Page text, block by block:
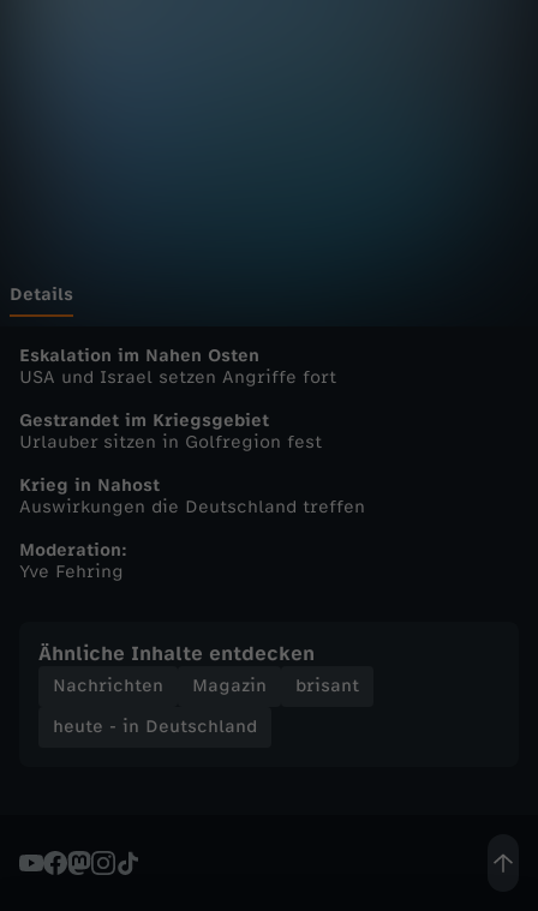
s
c
h
l
n
d
-
u
Details
Eskalation im Nahen Osten
USA und Israel setzen Angriffe fort
Gestrandet im Kriegsgebiet
Urlauber sitzen in Golfregion fest
Krieg in Nahost
Auswirkungen die Deutschland treffen
Moderation:
Yve Fehring
Ähnliche Inhalte entdecken
Nachrichten Magazin
brisant
heute - in Deutschland